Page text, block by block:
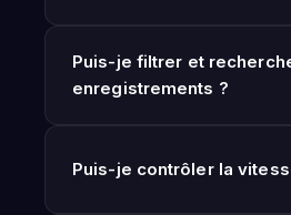
Puis-je filtrer et
enregistrements ?
Puis-je contrôler la